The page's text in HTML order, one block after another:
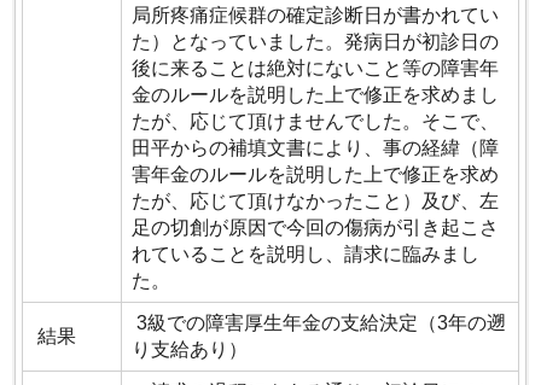
局所疼痛症候群の確定診断日が書かれてい
た）となっていました。発病日が初診日の
後に来ることは絶対にないこと等の障害年
金のルールを説明した上で修正を求めまし
たが、応じて頂けませんでした。そこで、
田平からの補填文書により、事の経緯（障
害年金のルールを説明した上で修正を求め
たが、応じて頂けなかったこと）及び、左
足の切創が原因で今回の傷病が引き起こさ
れていることを説明し、請求に臨みまし
た。
結果
3級での障害厚生年金の支給決定（3年の遡
り支給あり）